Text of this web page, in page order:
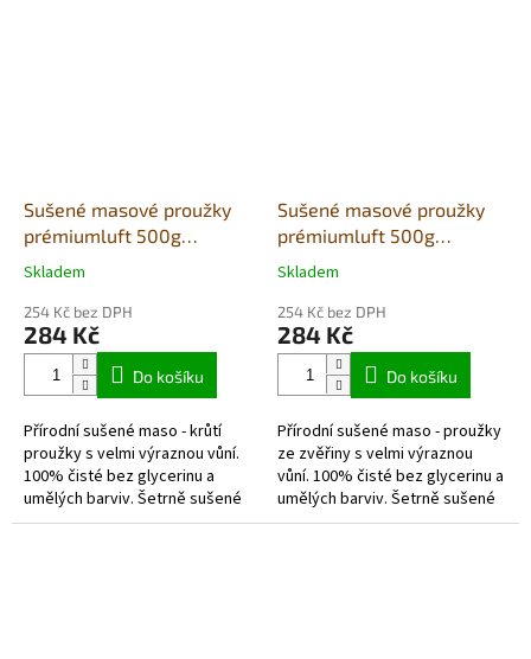
Sušené masové proužky
prémiumluft 500g
(sáček)- krůta
Průměrné
produktu
je
hvězdiček.
Skladem
254 Kč bez DPH
284 Kč
Do košíku
Přírodní sušené maso - krůtí
proužky s velmi výraznou vůní.
100% čisté bez glycerinu a
umělých barviv. Šetrně sušené
vzduchem v potravinářské
Sušené masové proužky
prémiumluft 500g
(sáček)- zvěřina
Průměrné
produktu
je
hvězdiček.
Skladem
254 Kč bez DPH
284 Kč
Do košíku
Přírodní sušené maso - proužky
ze zvěřiny s velmi výraznou
vůní. 100% čisté bez glycerinu a
umělých barviv. Šetrně sušené
vzduchem v potravinářské